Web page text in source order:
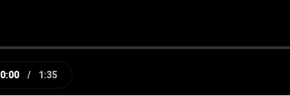
0:00
/
1:35